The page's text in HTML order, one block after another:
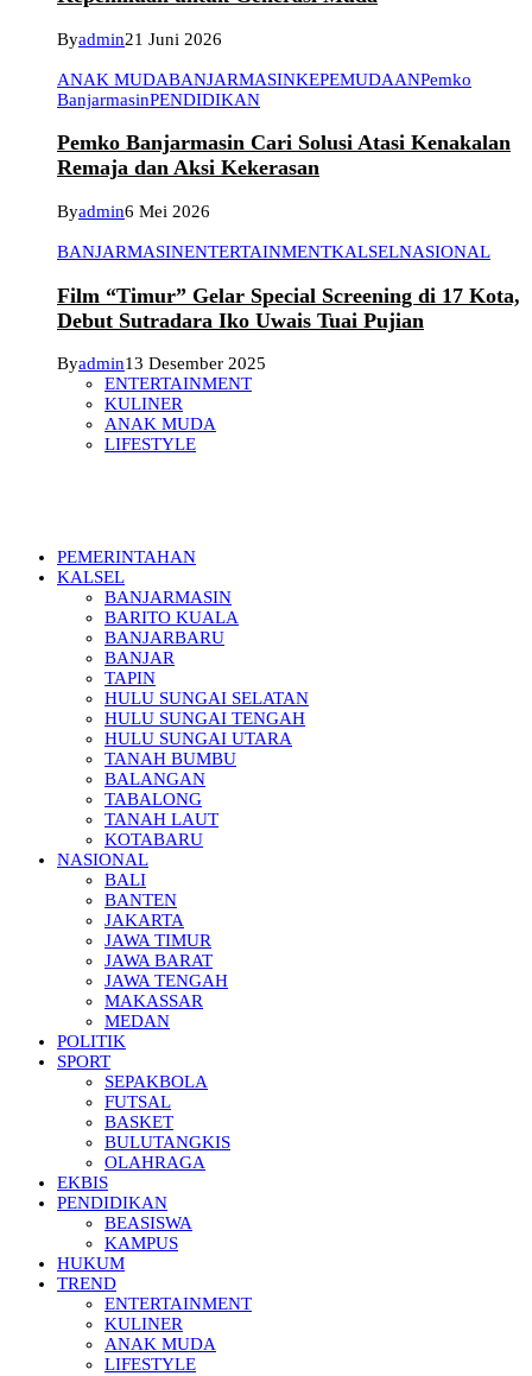
Byadmin21 Juni 2026
ANAK MUDABANJARMASINKEPEMUDAANPemko
BanjarmasinPENDIDIKAN
Pemko Banjarmasin Cari Solusi Atasi Kenakalan
Remaja dan Aksi Kekerasan
Byadmin6 Mei 2026
BANJARMASINENTERTAINMENTKALSELNASIONAL
Film “Timur” Gelar Special Screening di 17 Kota,
Debut Sutradara Iko Uwais Tuai Pujian
Byadmin13 Desember 2025
ENTERTAINMENT
KULINER
ANAK MUDA
LIFESTYLE
PEMERINTAHAN
KALSEL
BANJARMASIN
BARITO KUALA
BANJARBARU
BANJAR
TAPIN
HULU SUNGAI SELATAN
HULU SUNGAI TENGAH
HULU SUNGAI UTARA
TANAH BUMBU
BALANGAN
TABALONG
TANAH LAUT
KOTABARU
NASIONAL
BALI
BANTEN
JAKARTA
JAWA TIMUR
JAWA BARAT
JAWA TENGAH
MAKASSAR
MEDAN
POLITIK
SPORT
SEPAKBOLA
FUTSAL
BASKET
BULUTANGKIS
OLAHRAGA
EKBIS
PENDIDIKAN
BEASISWA
KAMPUS
HUKUM
TREND
ENTERTAINMENT
KULINER
ANAK MUDA
LIFESTYLE